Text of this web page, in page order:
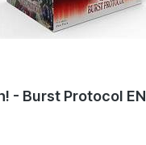
- Burst Protocol EN